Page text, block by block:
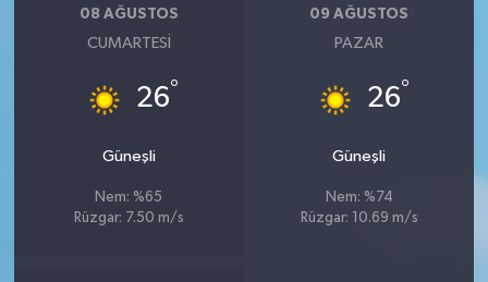
08 AĞUSTOS
CUMARTESI
26°
Güneşli
Nem: %65
Rüzgar: 7.50 m/s
09 AĞUSTOS
PAZAR
26°
Güneşli
Nem: %74
Rüzgar: 10.69 m/s